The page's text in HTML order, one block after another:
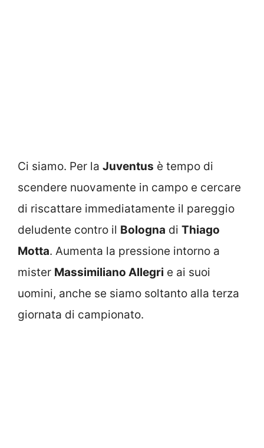
Ci siamo. Per la Juventus è tempo di
scendere nuovamente in campo e cercare
di riscattare immediatamente il pareggio
deludente contro il Bologna di Thiago
Motta. Aumenta la pressione intorno a
mister Massimiliano Allegri e ai suoi
uomini, anche se siamo soltanto alla terza
giornata di campionato.